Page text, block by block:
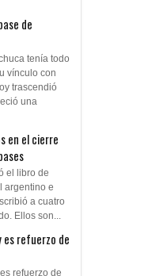
de
tenía todo
vínculo con
trascendió
una
en el cierre
el libro de
argentino e
a cuatro
Ellos son...
es refuerzo de
refuerzo de